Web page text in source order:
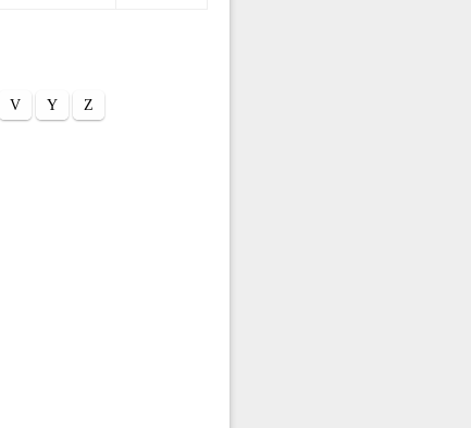
V Y Z